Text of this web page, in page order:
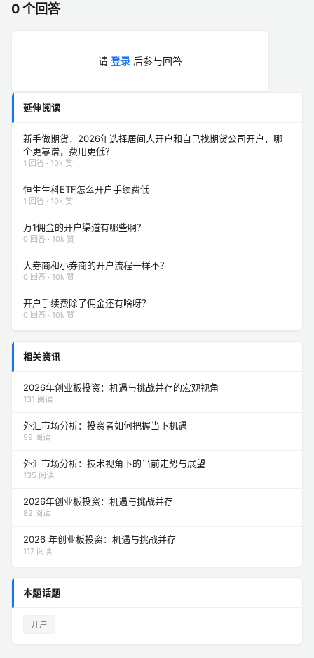
0 个回答
请 登录 后参与回答
延伸阅读
新手做期货，2026年选择居间人开户和自己找期货公司开户，哪
个更靠谱，费用更低？
1 回答 · 10k 赞
恒生生科ETF怎么开户手续费低
1 回答 · 10k 赞
万1佣金的开户渠道有哪些啊？
0 回答 · 10k 赞
大券商和小券商的开户流程一样不？
0 回答 · 10k 赞
开户手续费除了佣金还有啥呀？
0 回答 · 10k 赞
相关资讯
2026年创业板投资：机遇与挑战并存的宏观视角
131 阅读
外汇市场分析：投资者如何把握当下机遇
99 阅读
外汇市场分析：技术视角下的当前走势与展望
135 阅读
2026年创业板投资：机遇与挑战并存
82 阅读
2026 年创业板投资：机遇与挑战并存
117 阅读
本题话题
开户